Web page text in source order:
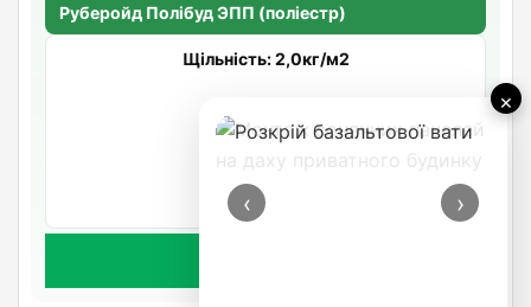
×
‹ ›
Руберойд Полiбуд ЭПП (поліестр)
Щільність: 2,0кг/м2
942.85 /рулон
Очікується
Артикул: 361332